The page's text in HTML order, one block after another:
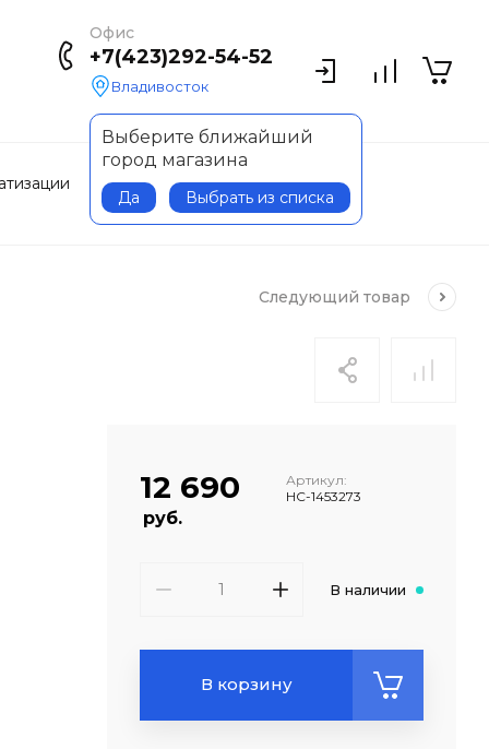
Офис
+7(423)292-54-52
Владивосток
Выберите ближайший
город магазина
Да Выбрать из списка
Приводы
Следующий товар
12 690
руб.
Артикул:
НС-1453273
В наличии
В корзину